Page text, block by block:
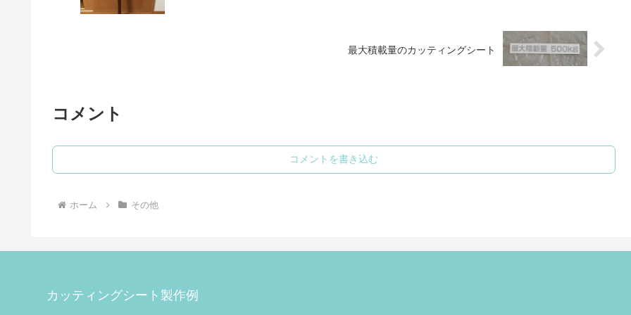
最大積載量のカッティングシート
コメント
コメントを書き込む
ホーム その他
カッティングシート製作例